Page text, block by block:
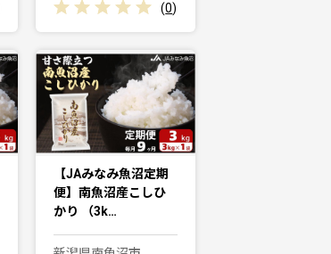
(0)
【JAみなみ魚沼定期
便】南魚沼産こしひ
かり （3k…